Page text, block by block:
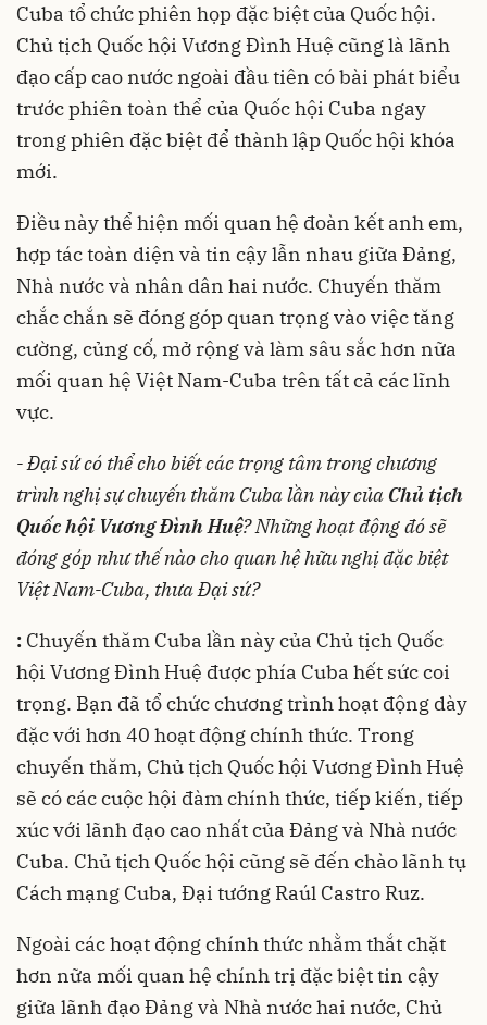
Cuba tổ chức phiên họp đặc biệt của Quốc hội.
Chủ tịch Quốc hội Vương Đình Huệ cũng là lãnh
đạo cấp cao nước ngoài đầu tiên có bài phát biểu
trước phiên toàn thể của Quốc hội Cuba ngay
trong phiên đặc biệt để thành lập Quốc hội khóa
mới.
Điều này thể hiện mối quan hệ đoàn kết anh em,
hợp tác toàn diện và tin cậy lẫn nhau giữa Đảng,
Nhà nước và nhân dân hai nước. Chuyến thăm
chắc chắn sẽ đóng góp quan trọng vào việc tăng
cường, củng cố, mở rộng và làm sâu sắc hơn nữa
mối quan hệ Việt Nam-Cuba trên tất cả các lĩnh
vực.
- Đại sứ có thể cho biết các trọng tâm trong chương
trình nghị sự chuyến thăm Cuba lần này của Chủ tịch
Quốc hội Vương Đình Huệ? Những hoạt động đó sẽ
đóng góp như thế nào cho quan hệ hữu nghị đặc biệt
Việt Nam-Cuba, thưa Đại sứ?
: Chuyến thăm Cuba lần này của Chủ tịch Quốc
hội Vương Đình Huệ được phía Cuba hết sức coi
trọng. Bạn đã tổ chức chương trình hoạt động dày
đặc với hơn 40 hoạt động chính thức. Trong
chuyến thăm, Chủ tịch Quốc hội Vương Đình Huệ
sẽ có các cuộc hội đàm chính thức, tiếp kiến, tiếp
xúc với lãnh đạo cao nhất của Đảng và Nhà nước
Cuba. Chủ tịch Quốc hội cũng sẽ đến chào lãnh tụ
Cách mạng Cuba, Đại tướng Raúl Castro Ruz.
Ngoài các hoạt động chính thức nhằm thắt chặt
hơn nữa mối quan hệ chính trị đặc biệt tin cậy
giữa lãnh đạo Đảng và Nhà nước hai nước, Chủ